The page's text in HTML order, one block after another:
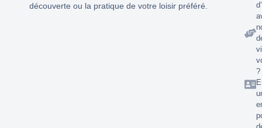
découverte ou la pratique de votre loisir préféré.
?